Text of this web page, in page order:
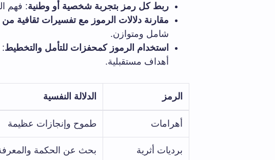
ربط كل رمز بتجربة شخصية أو وطنية: فهم
مقارنة دلالات الرموز مع تفسيرات ثقافية
شامل ومتوازن.
استخدام الرموز كمحفزات للتأمل والتخطيط:
أهداف مستقبلية.
الرمز الدلالة النفسية
أهرامات طموح وإنجازات عظيمة
برديات أثرية بحث عن الحكمة